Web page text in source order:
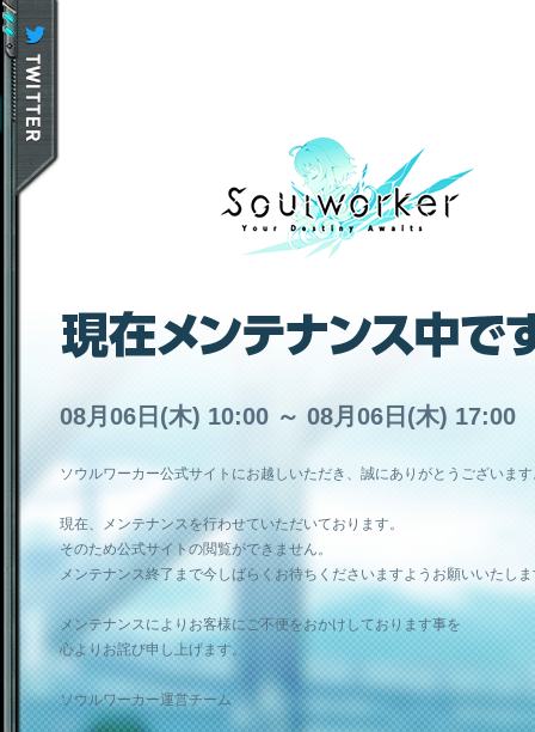
08月06日(木) 10:00 ～ 08月06日(木) 17:00
ソウルワーカー公式サイトにお越しいただき、誠にありがとうございま
現在、メンテナンスを行わせていただいております。
そのため公式サイトの閲覧ができません。
メンテナンス終了まで今しばらくお待ちくださいますようお願いいたし
メンテナンスによりお客様にご不便をおかけしております事を
心よりお詫び申し上げます。
ソウルワーカー運営チーム